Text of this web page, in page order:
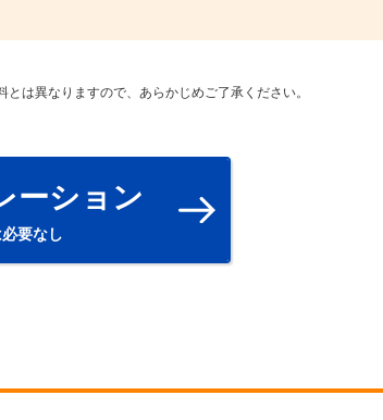
は異なりますので、あらかじめご了承ください。
ーション
要なし